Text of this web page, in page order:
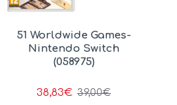
51 Worldwide Games-
Nintendo Switch
(058975)
38,83€ 39,00€